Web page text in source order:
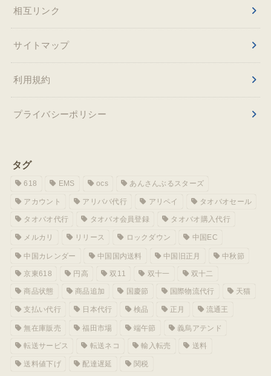
相互リンク
サイトマップ
利用規約
プライバシーポリシー
タグ
618 EMS ocs あんさんぶるスターズ
アカウント アリババ代行 アリペイ タオバオセール
タオバオ代行 タオバオ会員登録 タオバオ購入代行
メルカリ リリース ロックダウン 中国EC
中国カレンダー 中国国内送料 中国旧正月 中秋節
京東618 円高 双11 双十一 双十二
商品状態 商品追加 国慶節 国際物流代行 天猫
支払い代行 日本代行 検品 正月 流通王
無在庫販売 福田市場 端午節 義烏アテンド
転送サービス 転送ネコ 輸入転売 送料
送料値下げ 配達遅延 関税